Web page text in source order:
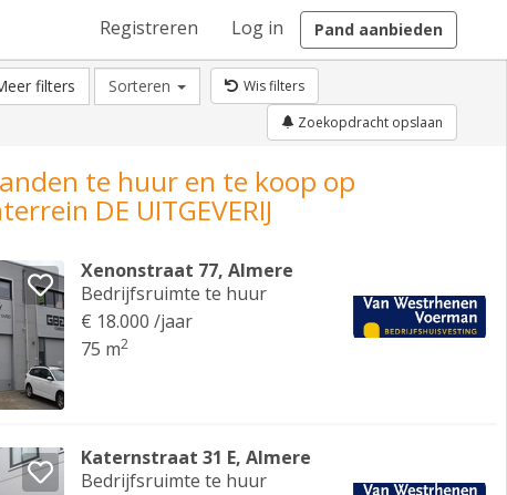
Registreren Log in Pand aanbieden
filters Sorteren
Wis filters
Zoekopdracht opslaan
te huur en te koop op
DE UITGEVERIJ
Xenonstraat 77, Almere
Bedrijfsruimte te huur
€ 18.000 /jaar
75 m2
Katernstraat 31 E, Almere
Bedrijfsruimte te huur